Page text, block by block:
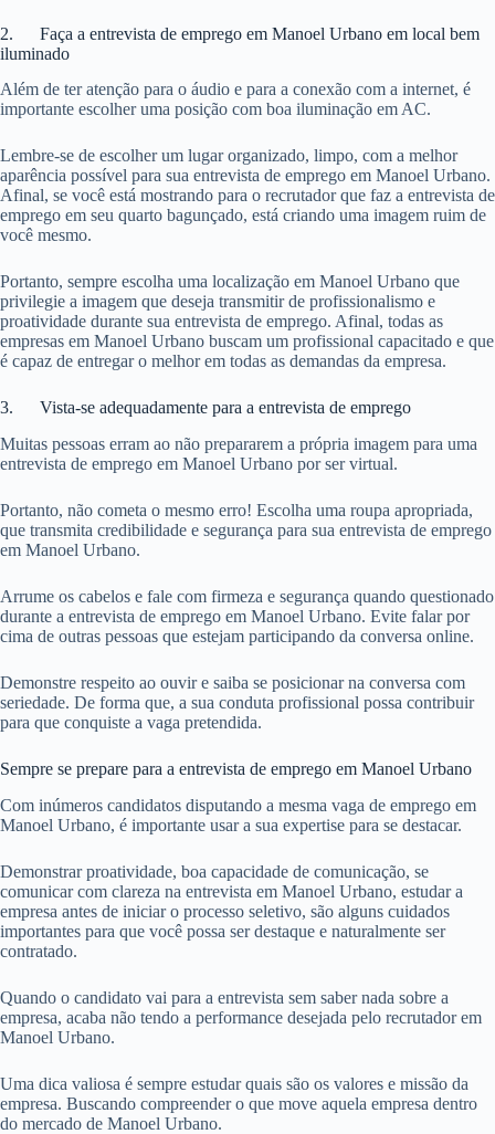
2. Faça a entrevista de emprego em Manoel Urbano em local bem
iluminado
Além de ter atenção para o áudio e para a conexão com a internet, é
importante escolher uma posição com boa iluminação em AC.
Lembre-se de escolher um lugar organizado, limpo, com a melhor
aparência possível para sua entrevista de emprego em Manoel Urbano.
Afinal, se você está mostrando para o recrutador que faz a entrevista de
emprego em seu quarto bagunçado, está criando uma imagem ruim de
você mesmo.
Portanto, sempre escolha uma localização em Manoel Urbano que
privilegie a imagem que deseja transmitir de profissionalismo e
proatividade durante sua entrevista de emprego. Afinal, todas as
empresas em Manoel Urbano buscam um profissional capacitado e que
é capaz de entregar o melhor em todas as demandas da empresa.
3. Vista-se adequadamente para a entrevista de emprego
Muitas pessoas erram ao não prepararem a própria imagem para uma
entrevista de emprego em Manoel Urbano por ser virtual.
Portanto, não cometa o mesmo erro! Escolha uma roupa apropriada,
que transmita credibilidade e segurança para sua entrevista de emprego
em Manoel Urbano.
Arrume os cabelos e fale com firmeza e segurança quando questionado
durante a entrevista de emprego em Manoel Urbano. Evite falar por
cima de outras pessoas que estejam participando da conversa online.
Demonstre respeito ao ouvir e saiba se posicionar na conversa com
seriedade. De forma que, a sua conduta profissional possa contribuir
para que conquiste a vaga pretendida.
Sempre se prepare para a entrevista de emprego em Manoel Urbano
Com inúmeros candidatos disputando a mesma vaga de emprego em
Manoel Urbano, é importante usar a sua expertise para se destacar.
Demonstrar proatividade, boa capacidade de comunicação, se
comunicar com clareza na entrevista em Manoel Urbano, estudar a
empresa antes de iniciar o processo seletivo, são alguns cuidados
importantes para que você possa ser destaque e naturalmente ser
contratado.
Quando o candidato vai para a entrevista sem saber nada sobre a
empresa, acaba não tendo a performance desejada pelo recrutador em
Manoel Urbano.
Uma dica valiosa é sempre estudar quais são os valores e missão da
empresa. Buscando compreender o que move aquela empresa dentro
do mercado de Manoel Urbano.